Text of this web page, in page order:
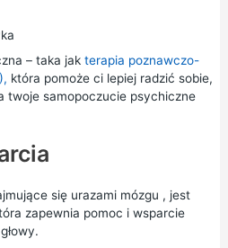
– taka jak terapia poznawczo-
która pomoże ci lepiej radzić sobie,
twoje samopoczucie psychiczne
się urazami mózgu , jest
zapewnia pomoc i wsparcie